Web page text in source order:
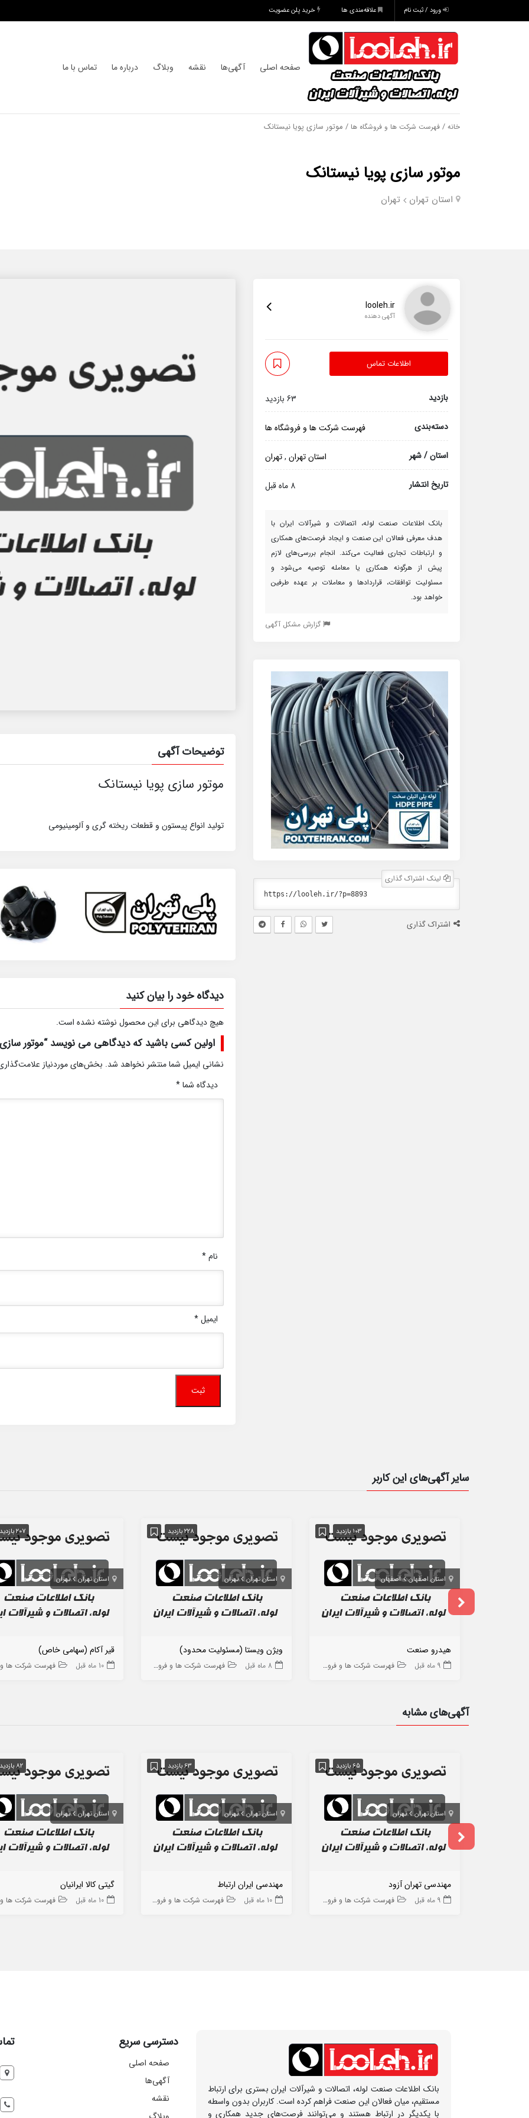
ورود / ثبت نام علاقه‌مندی ها خرید پلن عضویت
صفحه اصلی آگهی‌ها نقشه وبلاگ درباره ما تماس با ما
خانه / فهرست شرکت ها و فروشگاه ها / موتور سازی پویا نیستانک
موتور سازی پویا نیستانک
استان تهران تهران
looleh.ir
آگهی دهنده
اطلاعات تماس
بازدید 63 بازدید
دسته‌بندی فهرست شرکت ها و فروشگاه ها
استان / شهر استان تهران ,تهران
تاریخ انتشار 8 ماه قبل
بانک اطلاعات صنعت لوله، اتصالات و شیرآلات ایران با
هدف معرفی فعالان این صنعت و ایجاد فرصت‌های همکاری
و ارتباطات تجاری فعالیت می‌کند. انجام بررسی‌های لازم
پیش از هرگونه همکاری یا معامله توصیه می‌شود و
مسئولیت توافقات، قراردادها و معاملات بر عهده طرفین
خواهد بود.
گزارش مشکل آگهی
لینک اشتراک گذاری
اشتراک گذاری
توضیحات آگهی
موتور سازی پویا نیستانک
تولید انواع پیستون و قطعات ریخته گری و آلومینیومی
دیدگاه خود را بیان کنید
هیچ دیدگاهی برای این محصول نوشته نشده است.
اولین کسی باشید که دیدگاهی می نویسد “موتور
نشانی ایمیل شما منتشر نخواهد شد. بخش‌های موردنیاز
دیدگاه شما*
نام*
ایمیل*
سایر آگهی‌های این کاربر
103 بازدید
استان اصفهان اصفهان
هیدرو صنعت
9 ماه قبل فهرست شرکت ها و فروشگاه ها
228 بازدید
استان تهران تهران
ویژن ویستا (مسئولیت محدود)
8 ماه قبل فهرست شرکت ها و فروشگاه ها
207 بازدید
استان تهران تهران
قیر آکام (سهامی خاص)
10 ماه قبل فهرست شرکت ها و
آگهی‌های مشابه
65 بازدید
استان تهران تهران
مهندسی تهران آزود
9 ماه قبل فهرست شرکت ها و فروشگاه ها
63 بازدید
استان تهران تهران
مهندسی ایران ارتباط
10 ماه قبل فهرست شرکت ها و فروشگاه ها
82 بازدید
استان تهران تهران
گیتی کالا ایرانیان
10 ماه قبل فهرست شرکت ها و
بانک اطلاعات صنعت لوله، اتصالات و شیرآلات ایران بستری برای ارتباط
مستقیم، میان فعالان این صنعت فراهم کرده است. کاربران بدون واسطه
با یکدیگر در ارتباط هستند و می‌توانند فرصت‌های جدید همکاری و
دسترسی سریع
صفحه اصلی
آگهی‌ها
نقشه